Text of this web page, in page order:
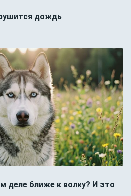
дождь
деле ближе к волку? И это